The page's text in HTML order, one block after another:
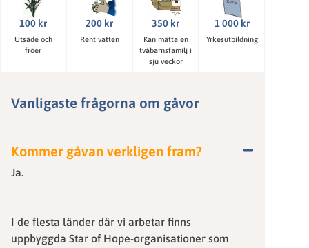
100 kr
Utsäde och
fröer
200 kr
Rent vatten
350 kr
Kan mätta en
tvåbarnsfamilj i
sju veckor
1 000 kr
Yrkesutbildning
Vanligaste frågorna om gåvor
Kommer gåvan verkligen fram?
Ja.
I de flesta länder där vi arbetar finns
uppbyggda Star of Hope-organisationer som